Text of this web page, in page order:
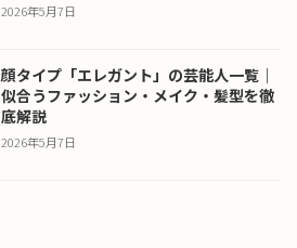
2026年5月7日
顔タイプ「エレガント」の芸能人一覧｜
似合うファッション・メイク・髪型を徹
底解説
2026年5月7日